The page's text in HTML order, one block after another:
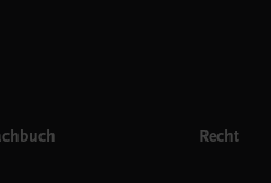
Recht